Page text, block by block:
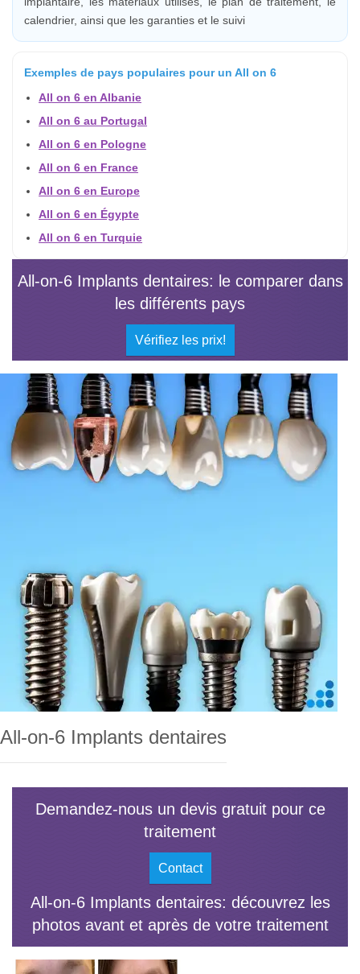
calendrier, ainsi que les garanties et le suivi
Exemples de pays populaires pour un All on 6
All on 6 en Albanie
All on 6 au Portugal
All on 6 en Pologne
All on 6 en France
All on 6 en Europe
All on 6 en Égypte
All on 6 en Turquie
All-on-6 Implants dentaires: le comparer dans
les différents pays
Vérifiez les prix!
All-on-6 Implants dentaires
Demandez-nous un devis gratuit pour ce
traitement
Contact
All-on-6 Implants dentaires: découvrez les
photos avant et après de votre traitement